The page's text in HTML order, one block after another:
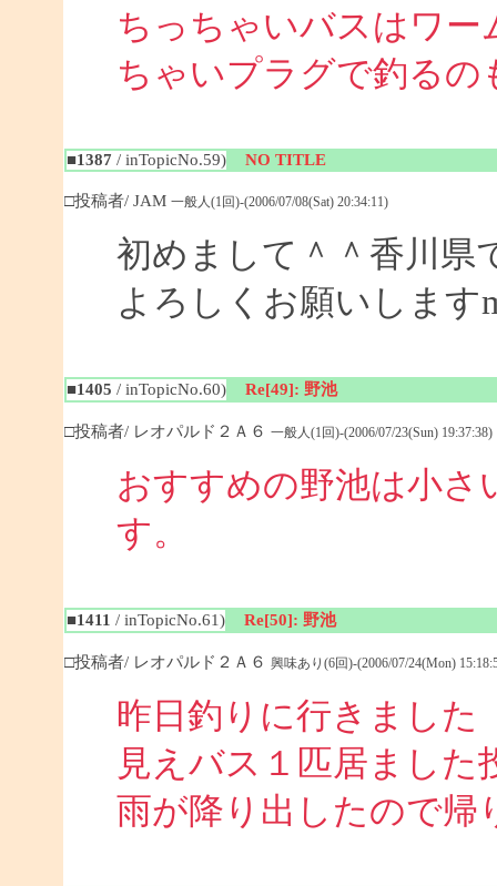
ちっちゃいバスはワ
ちゃいプラグで釣るの
■1387 / inTopicNo.59) NO TITLE
□投稿者/ JAM 一般人(1回)-(2006/07/08(Sat) 20:34:11)
初めまして＾＾香川県
よろしくお願いします
■1405 / inTopicNo.60) Re[49]: 野池
□投稿者/ レオパルド２Ａ６ 一般人(1回)-(2006/07/23(Sun) 19:37:38)
おすすめの野池は小さ
■1411 / inTopicNo.61) Re[50]: 野池
□投稿者/ レオパルド２Ａ６ 興味あり(6回)-(2006/07/24(Mon)
昨日釣りに行きました
見えバス１匹居まし
雨が降り出したので帰